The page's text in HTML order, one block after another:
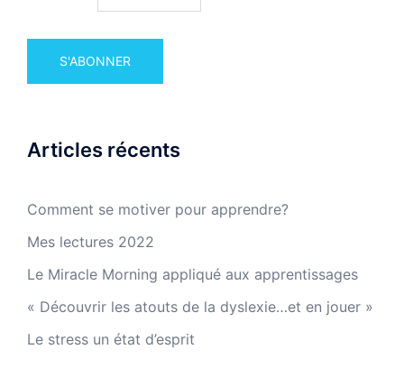
Articles récents
Comment se motiver pour apprendre?
Mes lectures 2022
Le Miracle Morning appliqué aux apprentissages
« Découvrir les atouts de la dyslexie…et en jouer »
Le stress un état d’esprit